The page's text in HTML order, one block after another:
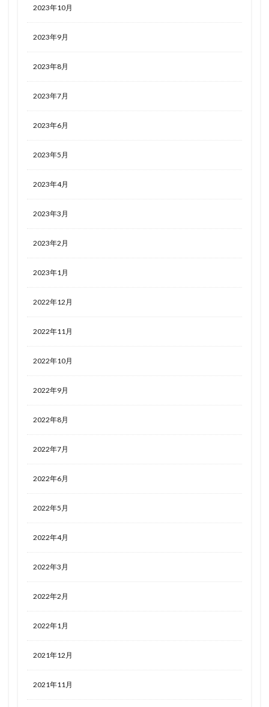
2023年10月
2023年9月
2023年8月
2023年7月
2023年6月
2023年5月
2023年4月
2023年3月
2023年2月
2023年1月
2022年12月
2022年11月
2022年10月
2022年9月
2022年8月
2022年7月
2022年6月
2022年5月
2022年4月
2022年3月
2022年2月
2022年1月
2021年12月
2021年11月